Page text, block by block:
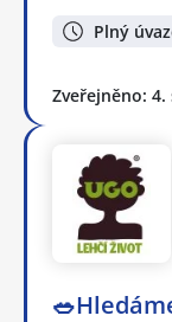
Plný
Zveřejněno: 4.